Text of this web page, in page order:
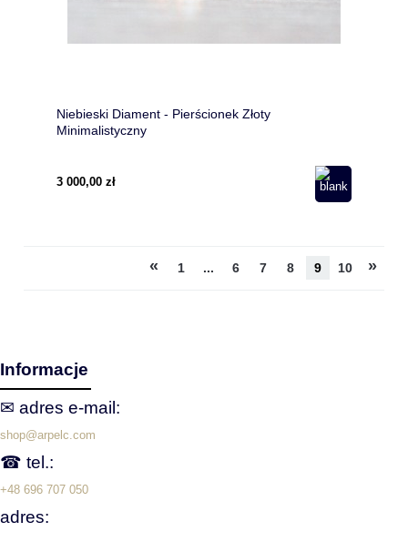
Niebieski Diament - Pierścionek Złoty
Minimalistyczny
3 000,00 zł
« 1 ... 6 7 8 9 10 »
Informacje
✉ adres e‑mail:
shop@arpelc.com
☎ tel.:
+48 696 707 050
adres: